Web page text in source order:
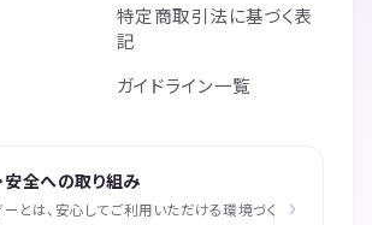
特定商取引法に基づく表
記
ガイドライン一覧
安全への取り組み
とは、安心してご利用いただける環境づく
›